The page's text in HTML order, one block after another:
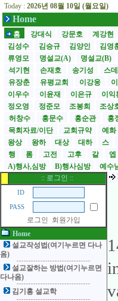
Today : 2026년 08월 10일 (월요일)
Home
홈 강대식 강문호 계강현
김성수
김승규 김양인 김영
류영모
명설교(A) 명설교(B)
석기현
손재호 송기성 스
유장춘
유평교회 이강웅
이우수
이윤재 이은규 이익
정오영
정준모 조봉희 조상
허창수
홍문수 홍순관 홍
목회자료/이단
교회규약 예화
왕상
왕하 대상 대하 스
행
롬 고전 고후 갈 엡
A)행사,심방
B)행사심방 예수
:: 로그인 ::
ID
PASS
로그인
회원가입
Home
설교작성법(여기누르면 다나
옴)
설교잘하는 방법(여기누르면
다나옴)
김기홍 설교학